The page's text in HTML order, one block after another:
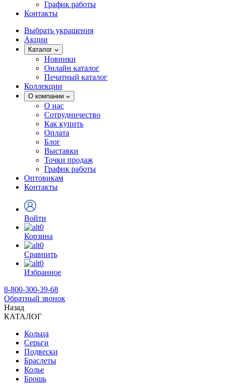
График работы
Контакты
Выбрать украшения
Акции
Каталог
Новинки
Онлайн каталог
Печатный каталог
Коллекции
О компании
О нас
Сотрудничество
Как купить
Оплата
Блог
Выставки
Точки продаж
График работы
Оптовикам
Контакты
Войти
0
Корзина
0
Сравнить
0
Избранное
8-800-300-39-68
Обратный звонок
Назад
КАТАЛОГ
Кольца
Серьги
Подвески
Браслеты
Колье
Брошь